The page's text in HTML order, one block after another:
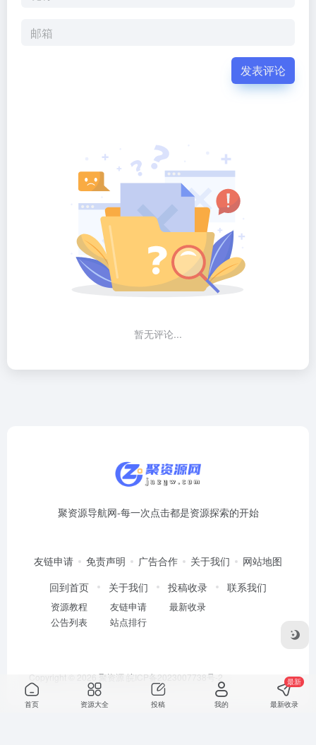
发表评论
暂无评论...
聚资源导航网-每一次点击都是资源探索的开始
友链申请 免责声明 广告合作 关于我们
网站地图
回到首页
资源教程
公告列表
关于我们
友链申请
站点排行
投稿收录
最新收录
联系我们
Copyright © 2026 聚资源 皖ICP备2023007738号-2
首页 资源大全 投稿 我的 最新收录
最新